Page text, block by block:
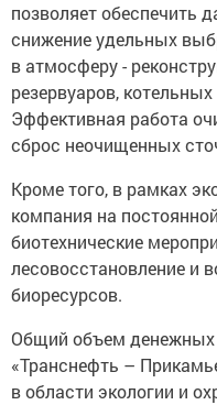
позволяет обеспечить
снижение удельных
в атмосферу -
резервуаров,
Эффективная работа
сброс неочищенных
Кроме того, в рамках
компания на
биотехнические
лесовосстановление и
биоресурсов.
Общий объем денежных
«Транснефть –
в области экологии и